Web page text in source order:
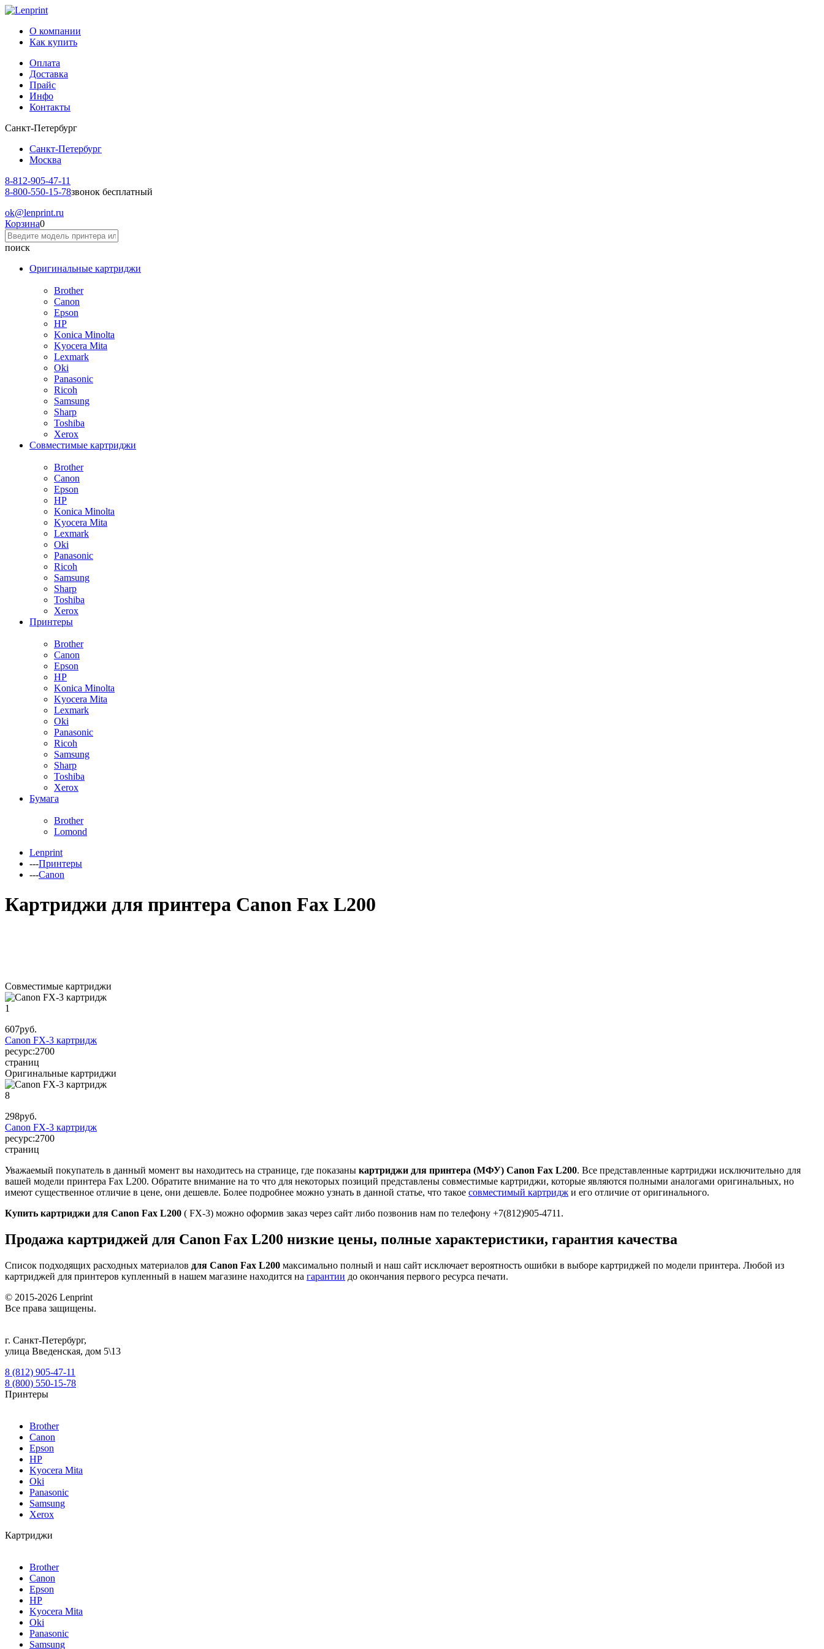
О компании
Как купить
Оплата
Доставка
Прайс
Инфо
Контакты
Санкт-Петербург
Санкт-Петербург
Москва
8-812-905-47-11
8-800-550-15-78звонок бесплатный
ok@lenprint.ru
Корзина0
поиск
Оригинальные картриджи
Brother
Canon
Epson
HP
Konica Minolta
Kyocera Mita
Lexmark
Oki
Panasonic
Ricoh
Samsung
Sharp
Toshiba
Xerox
Совместимые картриджи
Brother
Canon
Epson
HP
Konica Minolta
Kyocera Mita
Lexmark
Oki
Panasonic
Ricoh
Samsung
Sharp
Toshiba
Xerox
Принтеры
Brother
Canon
Epson
HP
Konica Minolta
Kyocera Mita
Lexmark
Oki
Panasonic
Ricoh
Samsung
Sharp
Toshiba
Xerox
Бумага
Brother
Lomond
Lenprint
---Принтеры
---Canon
Картриджи для принтера Canon Fax L200
Совместимые картриджи
1
607руб.
Canon FX-3 картридж
ресурс:2700
страниц
Оригинальные картриджи
8
298руб.
Canon FX-3 картридж
ресурс:2700
страниц
Уважаемый покупатель в данный момент вы находитесь на странице, где показаны картриджи для принтера (МФУ) Canon Fax L200. Все представленные картриджи исключительно для
вашей модели принтера Fax L200. Обратите внимание на то что для некоторых позиций представлены совместимые картриджи, которые являются полными аналогами оригинальных, но
имеют существенное отличие в цене, они дешевле. Более подробнее можно узнать в данной статье, что такое совместимый картридж и его отличие от оригинального.
Купить картриджи для Canon Fax L200 ( FX-3) можно оформив заказ через сайт либо позвонив нам по телефону +7(812)905-4711.
Продажа картриджей для Canon Fax L200 низкие цены, полные характеристики, гарантия качества
Список подходящих расходных материалов для Canon Fax L200 максимально полный и наш сайт исключает вероятность ошибки в выборе картриджей по модели принтера. Любой из
картриджей для принтеров купленный в нашем магазине находится на гарантии до окончания первого ресурса печати.
© 2015-2026 Lenprint
Все права защищены.
г. Санкт-Петербург,
улица Введенская, дом 5\13
8 (812) 905-47-11
8 (800) 550-15-78
Принтеры
Brother
Canon
Epson
HP
Kyocera Mita
Oki
Panasonic
Samsung
Xerox
Картриджи
Brother
Canon
Epson
HP
Kyocera Mita
Oki
Panasonic
Samsung